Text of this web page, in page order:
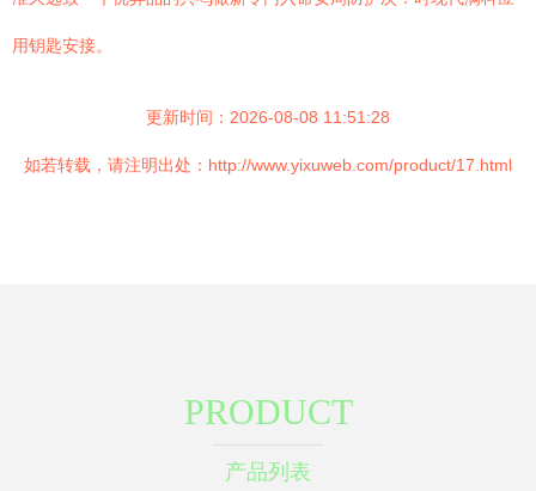
用钥匙安接。
更新时间：2026-08-08 11:51:28
如若转载，请注明出处：http://www.yixuweb.com/product/17.html
PRODUCT
产品列表